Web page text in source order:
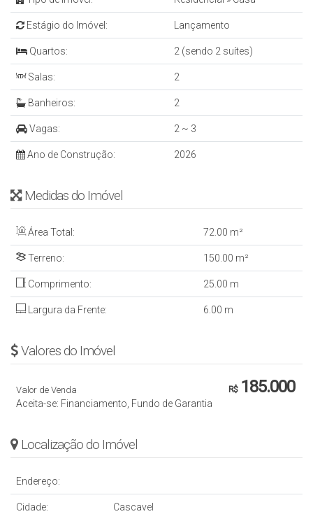
Estágio do Imóvel: Lançamento
Quartos: 2 (sendo 2 suítes)
Salas: 2
Banheiros: 2
Vagas: 2 ~ 3
Ano de Construção: 2026
Medidas do Imóvel
Área Total: 72.00 m²
Terreno: 150.00 m²
Comprimento: 25.00 m
Largura da Frente: 6.00 m
Valores do Imóvel
R$185.000
Valor de Venda
Aceita-se: Financiamento, Fundo de Garantia
Localização do Imóvel
Endereço:
Cidade: Cascavel